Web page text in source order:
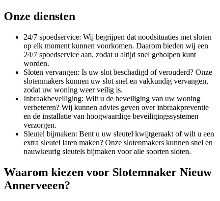
Onze diensten
24/7 spoedservice: Wij begrijpen dat noodsituaties met sloten
op elk moment kunnen voorkomen. Daarom bieden wij een
24/7 spoedservice aan, zodat u altijd snel geholpen kunt
worden.
Sloten vervangen: Is uw slot beschadigd of verouderd? Onze
slotenmakers kunnen uw slot snel en vakkundig vervangen,
zodat uw woning weer veilig is.
Inbraakbeveiliging: Wilt u de beveiliging van uw woning
verbeteren? Wij kunnen advies geven over inbraakpreventie
en de installatie van hoogwaardige beveiligingssystemen
verzorgen.
Sleutel bijmaken: Bent u uw sleutel kwijtgeraakt of wilt u een
extra sleutel laten maken? Onze slotenmakers kunnen snel en
nauwkeurig sleutels bijmaken voor alle soorten sloten.
Waarom kiezen voor Slotemnaker Nieuw
Annerveeen?